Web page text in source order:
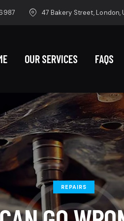
47 Bakery Street, London,
OUR SERVICES FAQS
REPAIRS